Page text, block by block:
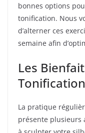
bonnes options
tonification. Nous
d’alterner ces
semaine afin
Les
Tonification
La pratique
présente plusieurs